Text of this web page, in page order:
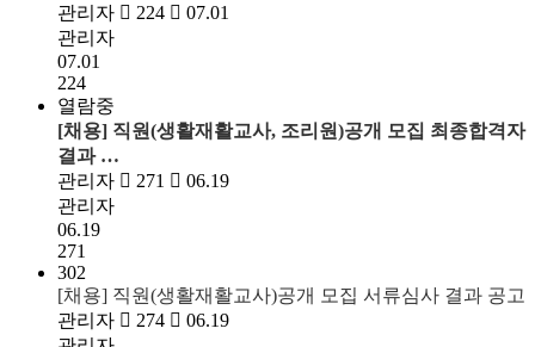
관리자
224
07.01
관리자
07.01
224
열람중
[채용] 직원(생활재활교사, 조리원)공개 모집 최종합격자
결과 …
관리자
271
06.19
관리자
06.19
271
302
[채용] 직원(생활재활교사)공개 모집 서류심사 결과 공고
관리자
274
06.19